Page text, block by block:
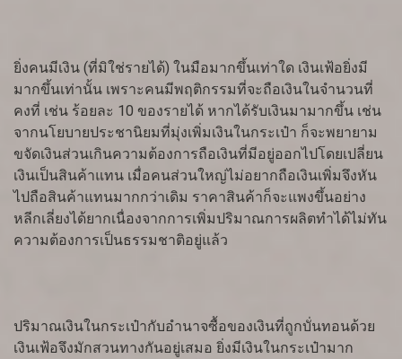
ยิ่งคนมีเงิน (ที่มิใช่รายได้) ในมือมากขึ้นเท่าใด เงินเฟ้อยิ่งมี
มากขึ้นเท่านั้น เพราะคนมีพฤติกรรมที่จะถือเงินในจำนวนที่
คงที่ เช่น ร้อยละ 10 ของรายได้ หากได้รับเงินมามากขึ้น เช่น
จากนโยบายประชานิยมที่มุ่งเพิ่มเงินในกระเป๋า ก็จะพยายาม
ขจัดเงินส่วนเกินความต้องการถือเงินที่มีอยู่ออกไปโดยเปลี่ยน
เงินเป็นสินค้าแทน เมื่อคนส่วนใหญ่ไม่อยากถือเงินเพิ่มจึงหัน
ไปถือสินค้าแทนมากกว่าเดิม ราคาสินค้าก็จะแพงขึ้นอย่าง
หลีกเลี่ยงได้ยากเนื่องจากการเพิ่มปริมาณการผลิตทำได้ไม่ทัน
ความต้องการเป็นธรรมชาติอยู่แล้ว
ปริมาณเงินในกระเป๋ากับอำนาจซื้อของเงินที่ถูกบั่นทอนด้วย
เงินเฟ้อจึงมักสวนทางกันอยู่เสมอ ยิ่งมีเงินในกระเป๋ามาก